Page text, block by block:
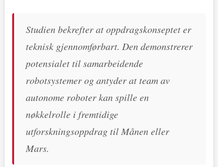
Studien bekrefter at oppdragskonseptet er
teknisk gjennomførbart. Den demonstrerer
potensialet til samarbeidende
robotsystemer og antyder at team av
autonome roboter kan spille en
nøkkelrolle i fremtidige
utforskningsoppdrag til Månen eller
Mars.